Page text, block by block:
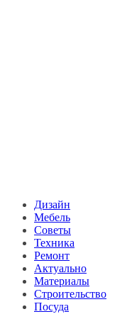
Дизайн
Мебель
Советы
Техника
Ремонт
Актуально
Материалы
Строительство
Посуда